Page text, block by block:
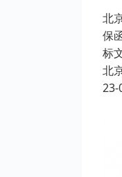
北
保
标
北
23-